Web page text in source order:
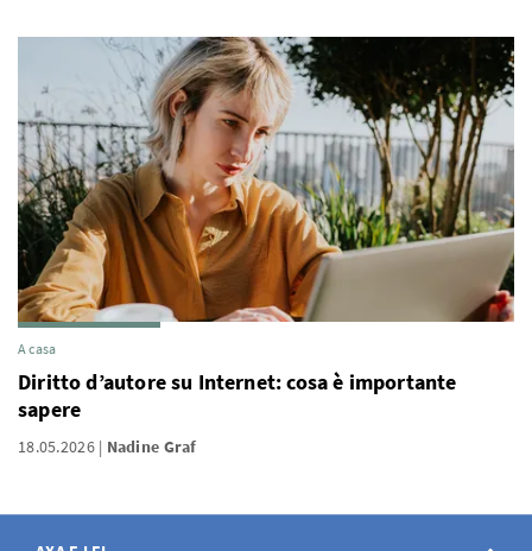
A casa
Diritto d’autore su Internet: cosa è importante
sapere
18.05.2026 Nadine Graf